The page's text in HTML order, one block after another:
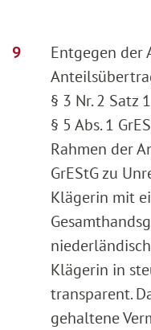
Entgegen der
§ 3 Nr. 2 Satz
§ 5 Abs. 1
Rahmen der
GrEStG zu
Klägerin mit
Klägerin in
transparent.
gehaltene